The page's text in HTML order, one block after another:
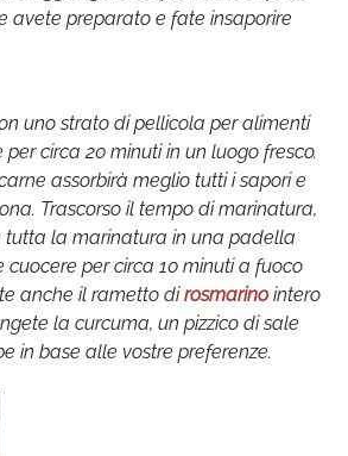
avete preparato e fate insaporire
uno strato di pellicola per alimenti
circa 20 minuti in un luogo fresco.
assorbirà meglio tutti i sapori e
Trascorso il tempo di marinatura,
tutta la marinatura in una padella
per circa 10 minuti a fuoco
anche il rametto dirosmarinointero
la curcuma, un pizzico di sale
in base alle vostre preferenze.